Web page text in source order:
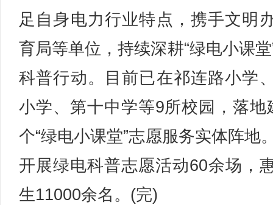
足自身电力行业特点，携手文明
育局等单位，持续深耕“绿电小课
科普行动。目前已在祁连路小学
小学、第十中学等9所校园，落地
个“绿电小课堂”志愿服务实体阵地
开展绿电科普志愿活动60余场，
生11000余名。(完)